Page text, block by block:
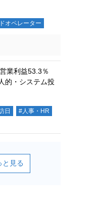
オペレーター
業利益53.3％
的・システム投
日
#人事・HR